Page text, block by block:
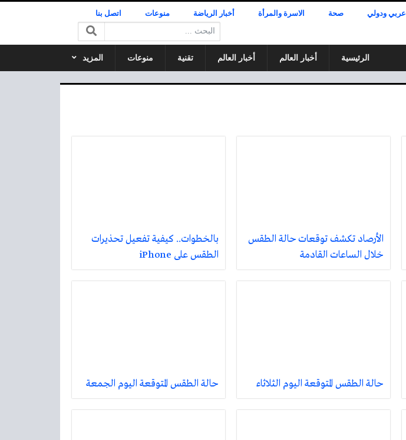
عربي ودولي صحة الاسرة والمرأة أخبار الرياضة منوعات اتصل بنا
البحث:
الرئيسية أخبار العالم أخبار العالم تقنية منوعات المزيد
الأرصاد تكشف توقعات حالة الطقس
خلال الساعات القادمة
بالخطوات.. كيفية تفعيل تحذيرات
الطقس على iPhone
حالة الطقس المتوقعة اليوم الثلاثاء حالة الطقس المتوقعة اليوم الجمعة